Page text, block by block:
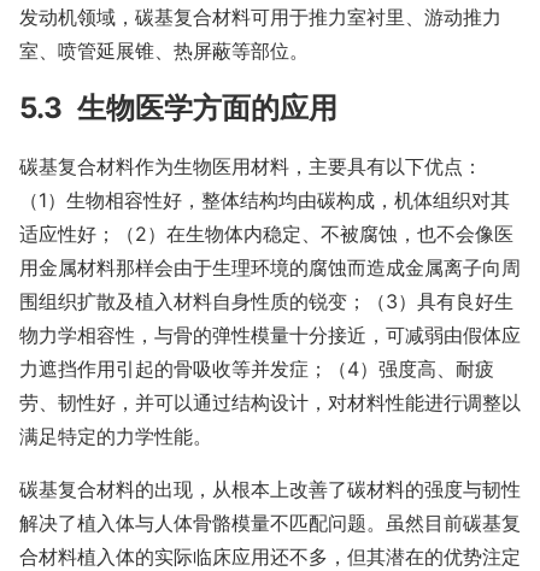
发动机领域，碳基复合材料可用于推力室衬里、游动推力
室、喷管延展锥、热屏蔽等部位。
5.3 生物医学方面的应用
碳基复合材料作为生物医用材料，主要具有以下优点：
（1）生物相容性好，整体结构均由碳构成，机体组织对其
适应性好；（2）在生物体内稳定、不被腐蚀，也不会像医
用金属材料那样会由于生理环境的腐蚀而造成金属离子向周
围组织扩散及植入材料自身性质的锐变；（3）具有良好生
物力学相容性，与骨的弹性模量十分接近，可减弱由假体应
力遮挡作用引起的骨吸收等并发症；（4）强度高、耐疲
劳、韧性好，并可以通过结构设计，对材料性能进行调整以
满足特定的力学性能。
碳基复合材料的出现，从根本上改善了碳材料的强度与韧性
解决了植入体与人体骨骼模量不匹配问题。虽然目前碳基复
合材料植入体的实际临床应用还不多，但其潜在的优势注定